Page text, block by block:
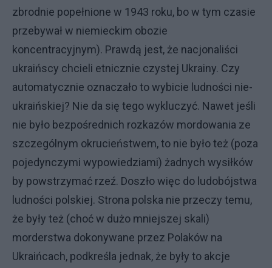
zbrodnie popełnione w 1943 roku, bo w tym czasie
przebywał w niemieckim obozie
koncentracyjnym). Prawdą jest, że nacjonaliści
ukraińscy chcieli etnicznie czystej Ukrainy. Czy
automatycznie oznaczało to wybicie ludności nie-
ukraińskiej? Nie da się tego wykluczyć. Nawet jeśli
nie było bezpośrednich rozkazów mordowania ze
szczególnym okrucieństwem, to nie było też (poza
pojedynczymi wypowiedziami) żadnych wysiłków
by powstrzymać rzeź. Doszło więc do ludobójstwa
ludności polskiej. Strona polska nie przeczy temu,
że były też (choć w dużo mniejszej skali)
morderstwa dokonywane przez Polaków na
Ukraińcach, podkreśla jednak, że były to akcje